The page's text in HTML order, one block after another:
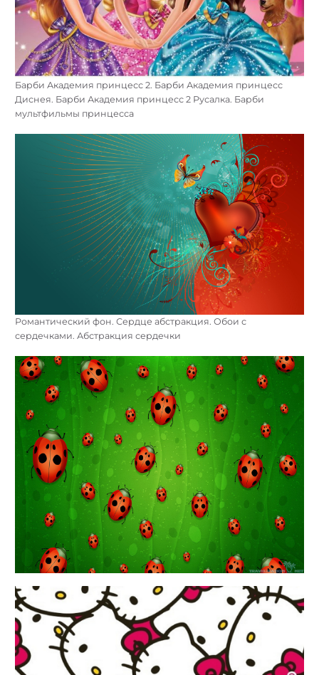
Барби Академия принцесс 2. Барби Академия принцесс
Диснея. Барби Академия принцесс 2 Русалка. Барби
мультфильмы принцесса
Романтический фон. Сердце абстракция. Обои с
сердечками. Абстракция сердечки